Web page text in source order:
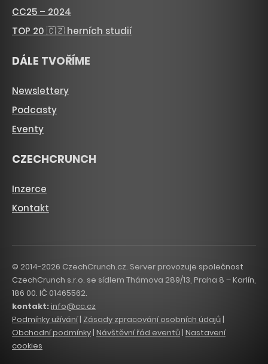
CC25 – 2024
TOP 20 🇨🇿 herních studií
DÁLE TVOŘÍME
Newslettery
Podcasty
Eventy
CZECHCRUNCH
Inzerce
Kontakt
© 2014-2026 CzechCrunch.cz. Server provozuje společnost
CzechCrunch s.r.o. se sídlem Thámova 289/13, Praha 8 – Karlín,
186 00. IČ 01465562.
kontakt:info@cc.cz
Podmínky užívání| Zásady zpracování osobních údajů |
Obchodní podmínky | Návštěvní řád eventů | Nastavení
cookies